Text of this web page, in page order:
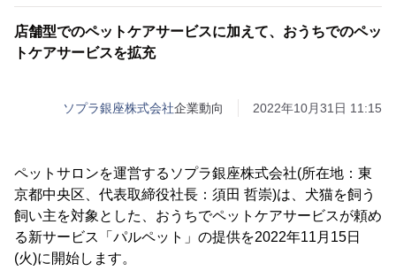
店舗型でのペットケアサービスに加えて、おうちでのペッ
トケアサービスを拡充
ソプラ銀座株式会社企業動向 2022年10月31日 11:15
ペットサロンを運営するソプラ銀座株式会社(所在地：東
京都中央区、代表取締役社長：須田 哲崇)は、犬猫を飼う
飼い主を対象とした、おうちでペットケアサービスが頼め
る新サービス「パルペット」の提供を2022年11月15日
(火)に開始します。